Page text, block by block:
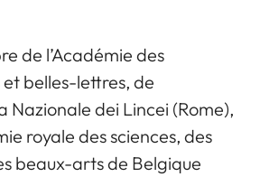
de l’Académie des
belles-lettres, de
Nazionale dei Lincei (Rome),
royale des sciences, des
beaux-arts de Belgique